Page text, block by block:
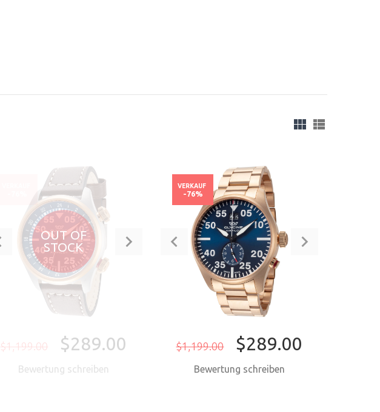
OUT OF
STOCK
$1,199.00 $289.00
Bewertung schreiben
$1,199.00 $289.00
VERKAUF
-76%
Bewertung schreiben